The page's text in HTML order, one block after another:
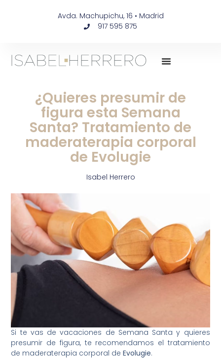
Avda. Machupichu, 16 • Madrid
917 595 875
¿Quieres presumir de
figura esta Semana
Santa? Tratamiento de
maderaterapia corporal
de Evolugie
Isabel Herrero
Si te vas de vacaciones de Semana Santa y quieres
presumir de figura, te recomendamos el tratamiento
de maderaterapia corporal deEvolugie.